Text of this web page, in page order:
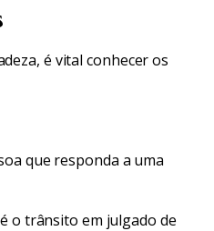
é vital conhecer os
que responda a uma
o trânsito em julgado de